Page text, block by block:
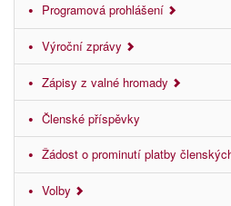
Programová prohlášení
Výroční zprávy
Zápisy z valné hromady
Členské příspěvky
Žádost o prominutí platby
Volby